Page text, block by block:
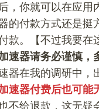
，你就可以在应用
的付款方式还是挺
款。【不过我要在
速器请务必谨慎，
器在我的调研中，
速器付费后也可能
不给退款，这无疑